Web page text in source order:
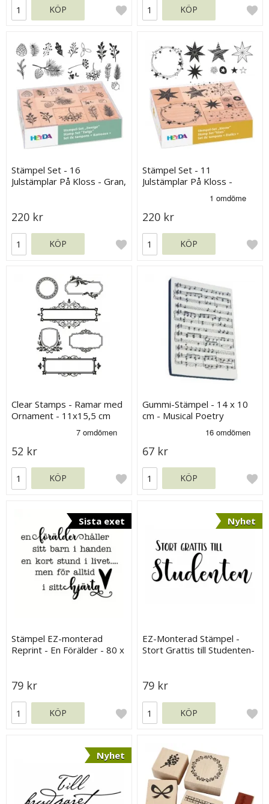
KÖP KÖP
Stämpel Set - 16
Julstämplar På Kloss - Gran,
220 kr
KÖP
Stämpel Set - 11
Julstämplar På Kloss -
220 kr
KÖP
Clear Stamps - Ramar med
Ornament - 11x15,5 cm
52 kr
KÖP
Gummi-Stämpel - 14 x 10
cm - Musical Poetry
67 kr
KÖP
Sista exet
Stämpel EZ-monterad
Reprint - En Förälder - 80 x
79 kr
KÖP
Nyhet
EZ-Monterad Stämpel -
Stort Grattis till Studenten-
79 kr
KÖP
Nyhet